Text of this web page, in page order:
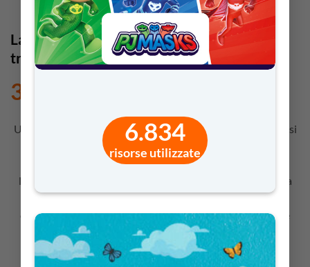
6.834
risorse utilizzate
La Bussola del Testo – Il Kit per Orientarsi
tra le Parole
3,90
Un kit educativo per accompagnare i bambini nei primi passi
della comprensione del testo, attraverso gioco, musica e
creatività. Con una canzone coinvolgente, una scheda
laboratoriale e un disegno da colorare, i piccoli imparano a
“leggere con la bussola”, ponendo domande semplici per
orientarsi tra storie e immagini. Perfetto per introdurre le
basi della lettura consapevole e dell’ascolto attivo.
Per i docenti (di ruolo e non)